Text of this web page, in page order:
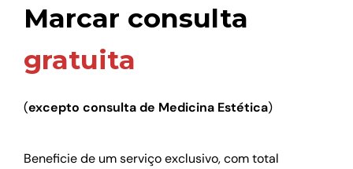
Marcar consulta
gratuita
(excepto consulta de Medicina Estética)
Beneficie de um serviço exclusivo, com total